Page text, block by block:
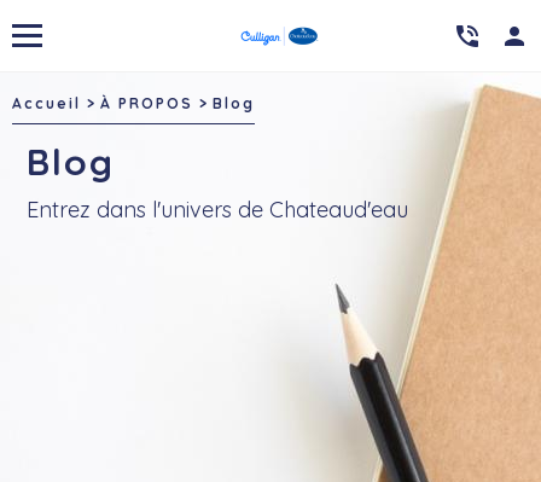
 person
Accueil À PROPOS Blog
Blog
Entrez dans l'univers de Chateaud'eau